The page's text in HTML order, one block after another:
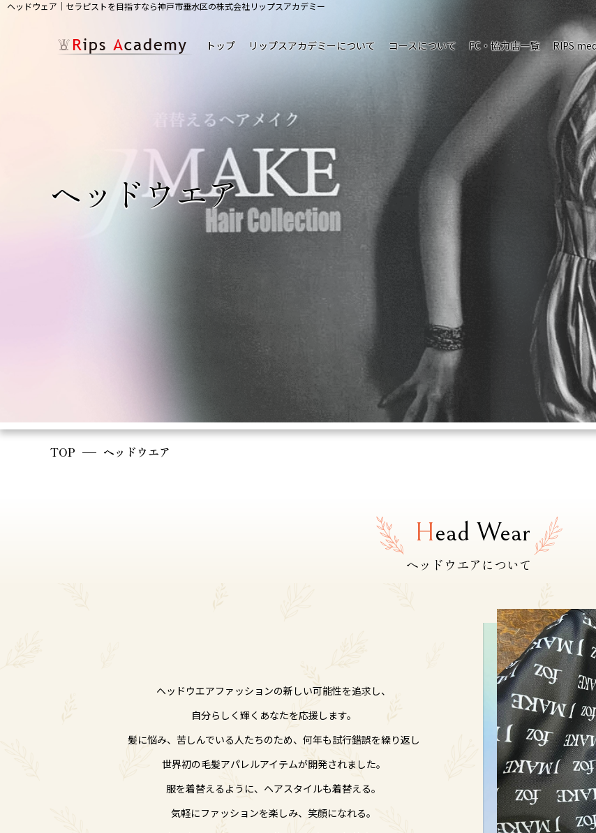
ヘッドウェア｜セラピストを目指すなら神戸市垂水区の株式会社リップスアカデミー
トップ リップスアカデミーについて コースについて FC・協力店一覧 RIPS
ヘッドウエア
TOP ヘッドウエア
Head Wear
ヘッドウエアについて
ヘッドウエアファッションの新しい可能性を追求し、
自分らしく輝くあなたを応援します。
髪に悩み、苦しんでいる人たちのため、何年も試行錯誤を繰り返し
世界初の毛髪アパレルアイテムが開発されました。
服を着替えるように、ヘアスタイルも着替える。
気軽にファッションを楽しみ、笑顔になれる。